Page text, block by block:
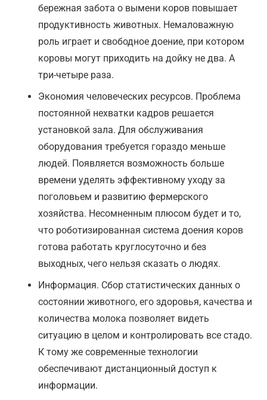
бережная забота о вымени коров повышает
продуктивность животных. Немаловажную
роль играет и свободное доение, при котором
коровы могут приходить на дойку не два. А
три-четыре раза.
Экономия человеческих ресурсов. Проблема
постоянной нехватки кадров решается
установкой зала. Для обслуживания
оборудования требуется гораздо меньше
людей. Появляется возможность больше
времени уделять эффективному уходу за
поголовьем и развитию фермерского
хозяйства. Несомненным плюсом будет и то,
что роботизированная система доения коров
готова работать круглосуточно и без
выходных, чего нельзя сказать о людях.
Информация. Сбор статистических данных о
состоянии животного, его здоровья, качества и
количества молока позволяет видеть
ситуацию в целом и контролировать все стадо.
К тому же современные технологии
обеспечивают дистанционный доступ к
информации.